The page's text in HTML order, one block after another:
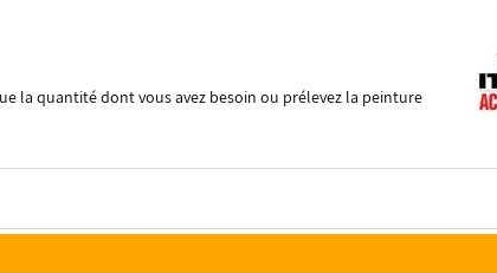
la quantité dont vous avez besoin ou prélevez la peinture